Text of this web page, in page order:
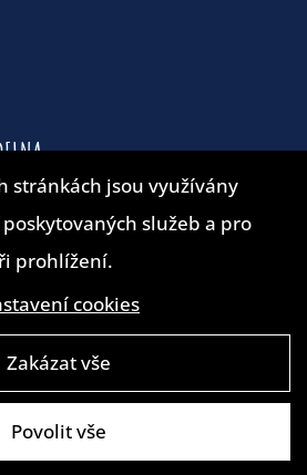
stránkách jsou využívány
služeb a pro
prohlížení.
cookies
Zakázat vše
Povolit vše